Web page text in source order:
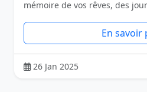
mémoire de vos rêves, des
En savoir
26 Jan 2025